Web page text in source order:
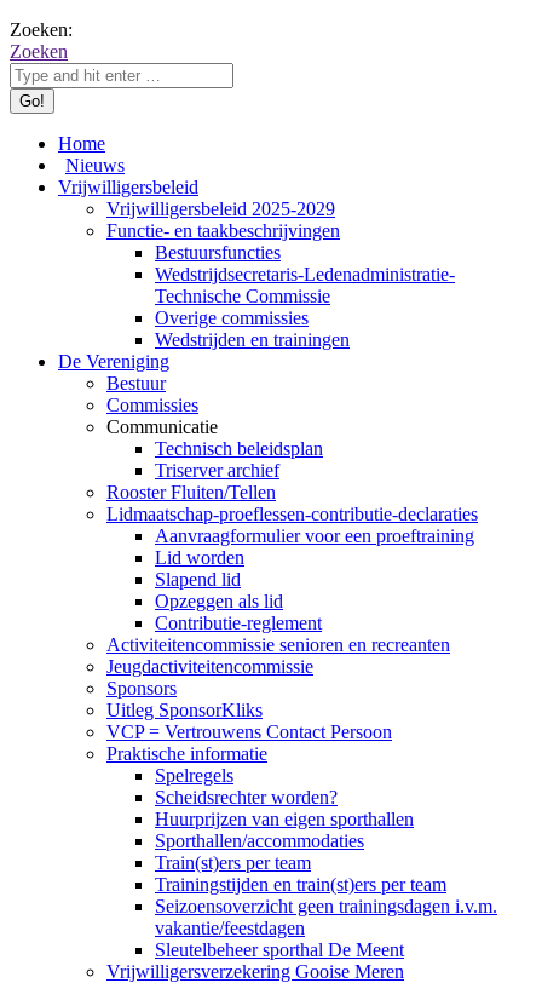
Zoeken:
Zoeken
Home
Nieuws
Vrijwilligersbeleid
Vrijwilligersbeleid 2025-2029
Functie- en taakbeschrijvingen
Bestuursfuncties
Wedstrijdsecretaris-Ledenadministratie-
Technische Commissie
Overige commissies
Wedstrijden en trainingen
De Vereniging
Bestuur
Commissies
Communicatie
Technisch beleidsplan
Triserver archief
Rooster Fluiten/Tellen
Lidmaatschap-proeflessen-contributie-declaraties
Aanvraagformulier voor een proeftraining
Lid worden
Slapend lid
Opzeggen als lid
Contributie-reglement
Activiteitencommissie senioren en recreanten
Jeugdactiviteitencommissie
Sponsors
Uitleg SponsorKliks
VCP = Vertrouwens Contact Persoon
Praktische informatie
Spelregels
Scheidsrechter worden?
Huurprijzen van eigen sporthallen
Sporthallen/accommodaties
Train(st)ers per team
Trainingstijden en train(st)ers per team
Seizoensoverzicht geen trainingsdagen i.v.m.
vakantie/feestdagen
Sleutelbeheer sporthal De Meent
Vrijwilligersverzekering Gooise Meren